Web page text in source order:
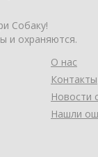
Собаку!
и охраняются.
О нас
Контакты
Новости
Нашли